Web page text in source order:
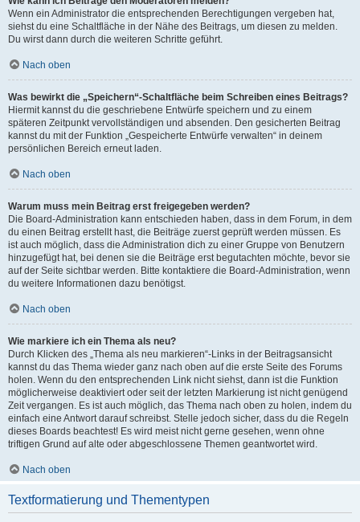
Wenn ein Administrator die entsprechenden Berechtigungen vergeben hat,
siehst du eine Schaltfläche in der Nähe des Beitrags, um diesen zu melden.
Du wirst dann durch die weiteren Schritte geführt.
Nach oben
Was bewirkt die „Speichern“-Schaltfläche beim Schreiben eines Beitrags?
Hiermit kannst du die geschriebene Entwürfe speichern und zu einem
späteren Zeitpunkt vervollständigen und absenden. Den gesicherten Beitrag
kannst du mit der Funktion „Gespeicherte Entwürfe verwalten“ in deinem
persönlichen Bereich erneut laden.
Nach oben
Warum muss mein Beitrag erst freigegeben werden?
Die Board-Administration kann entschieden haben, dass in dem Forum, in dem
du einen Beitrag erstellt hast, die Beiträge zuerst geprüft werden müssen. Es
ist auch möglich, dass die Administration dich zu einer Gruppe von Benutzern
hinzugefügt hat, bei denen sie die Beiträge erst begutachten möchte, bevor sie
auf der Seite sichtbar werden. Bitte kontaktiere die Board-Administration, wenn
du weitere Informationen dazu benötigst.
Nach oben
Wie markiere ich ein Thema als neu?
Durch Klicken des „Thema als neu markieren“-Links in der Beitragsansicht
kannst du das Thema wieder ganz nach oben auf die erste Seite des Forums
holen. Wenn du den entsprechenden Link nicht siehst, dann ist die Funktion
möglicherweise deaktiviert oder seit der letzten Markierung ist nicht genügend
Zeit vergangen. Es ist auch möglich, das Thema nach oben zu holen, indem du
einfach eine Antwort darauf schreibst. Stelle jedoch sicher, dass du die Regeln
dieses Boards beachtest! Es wird meist nicht gerne gesehen, wenn ohne
triftigen Grund auf alte oder abgeschlossene Themen geantwortet wird.
Nach oben
Textformatierung und Thementypen